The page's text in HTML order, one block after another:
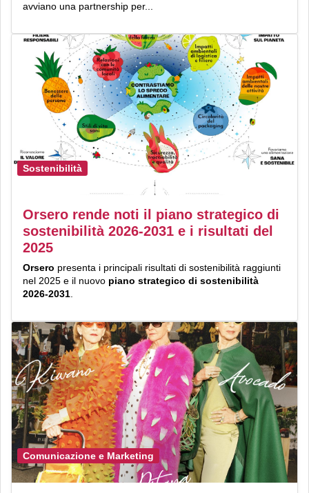
avviano una partnership per...
Sostenibilità
Orsero rende noti il piano strategico di
sostenibilità 2026-2031 e i risultati del
2025
Orsero presenta i principali risultati di sostenibilità raggiunti
nel 2025 e il nuovo piano strategico di sostenibilità
2026-2031
Comunicazione e Marketing